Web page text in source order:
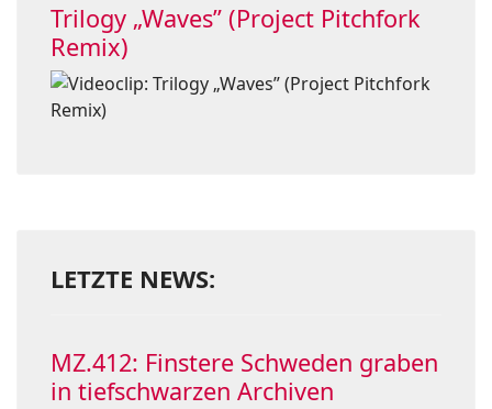
Trilogy „Waves” (Project Pitchfork
Remix)
LETZTE NEWS:
MZ.412: Finstere Schweden graben
in tiefschwarzen Archiven